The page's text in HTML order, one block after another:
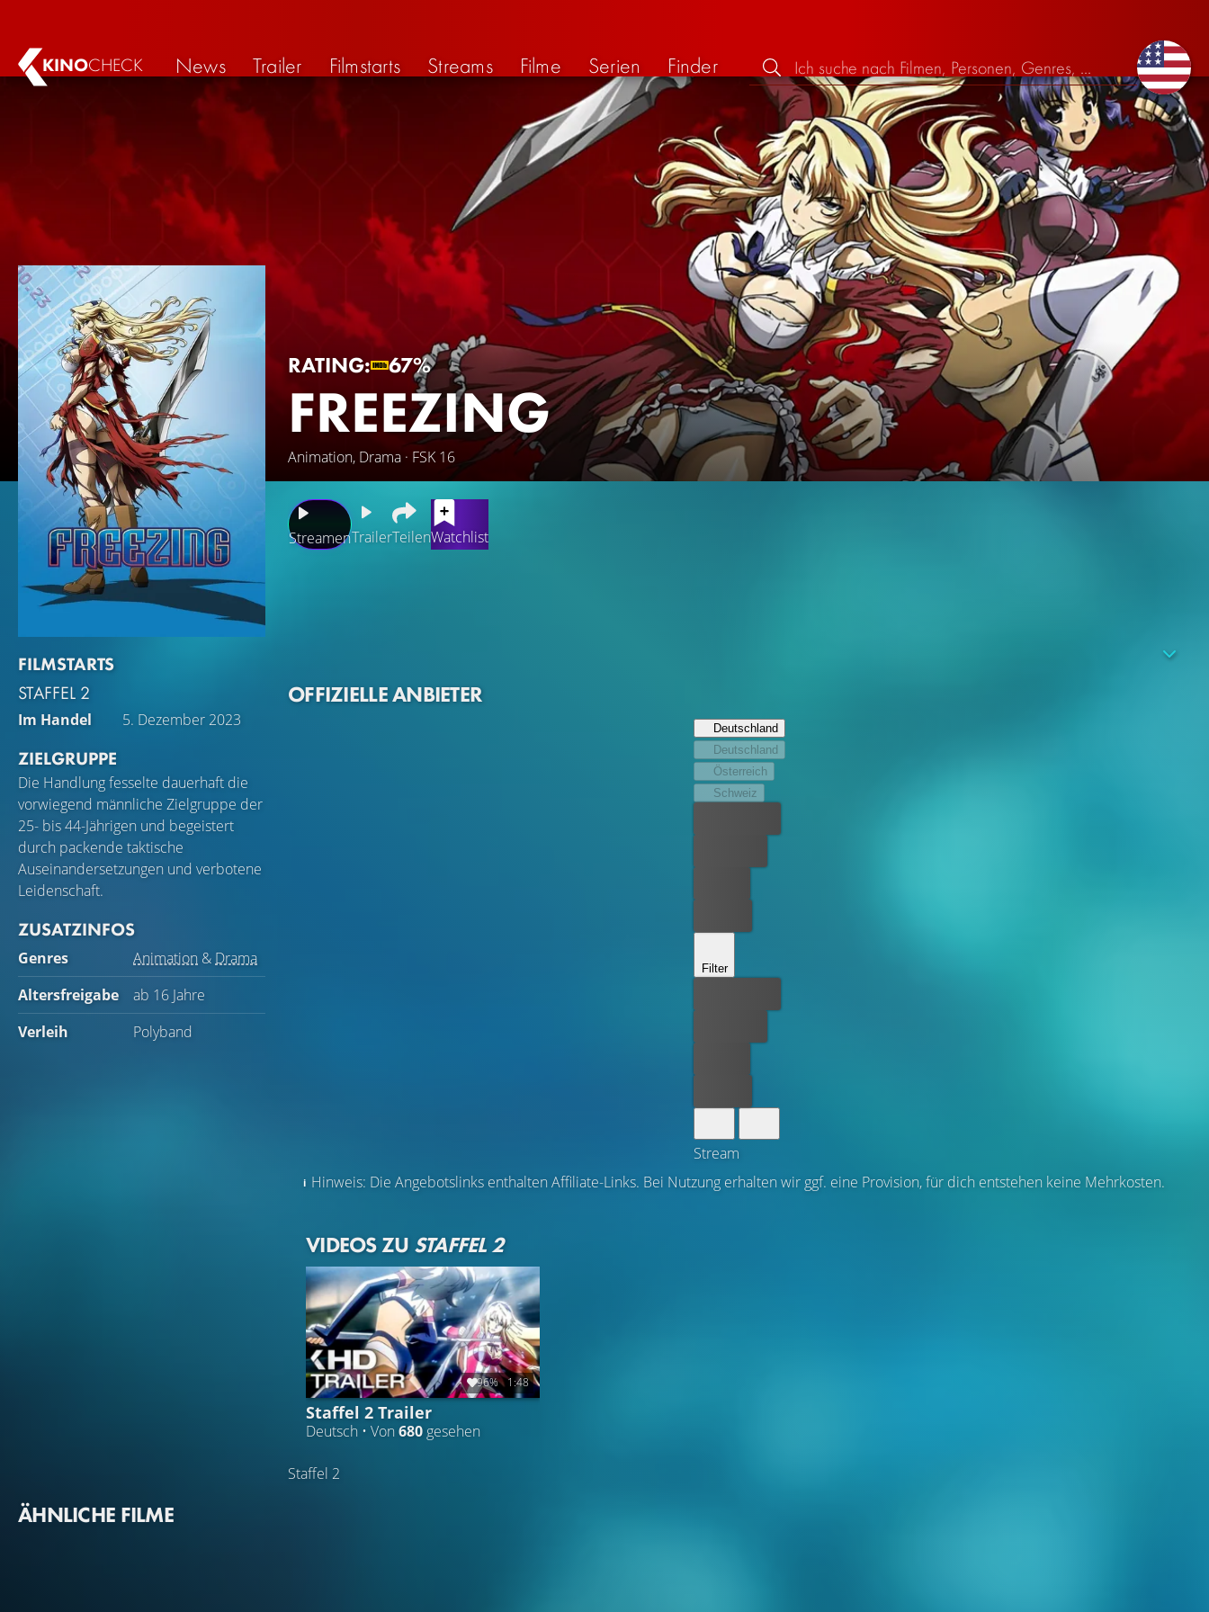
KINOCHECK News Trailer Filmstarts Streams Filme Serien Finder
RATING: 67%
FREEZING
Animation, Drama · FSK 16
FILMSTARTS
STAFFEL 2
Im Handel 5. Dezember 2023
ZIELGRUPPE
Die Handlung fesselte dauerhaft die
vorwiegend männliche Zielgruppe der
25- bis 44-Jährigen und begeistert
durch packende taktische
Auseinandersetzungen und verbotene
Leidenschaft.
ZUSATZINFOS
Genres Animation & Drama
Altersfreigabe
ab 16 Jahre
Verleih
Polyband
StreamenTrailerTeilenWatchlist
Auf der Schule trifft er auf Satellizer L. Bridgette, die aufgrund ihres Einzelgängertums, gepaart mit überragenden Leistungen, den Spitznamen
verändert.
OFFIZIELLE ANBIETER
Deutschland
Deutschland
Österreich
Schweiz
Filter
Stream
Hinweis: Die Angebotslinks enthalten Affiliate-Links. Bei Nutzung erhalten wir ggf. eine Provision, für dich entstehen keine Mehrkosten.
VIDEOS ZU STAFFEL 2
96% 1:48
Staffel 2 Trailer
Deutsch • Von680 gesehen
Staffel 2
ÄHNLICHE FILME